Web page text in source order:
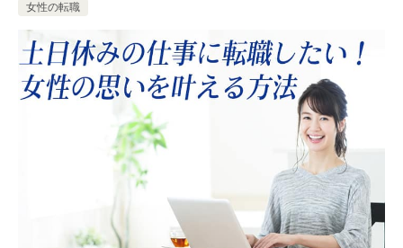
女性の転職